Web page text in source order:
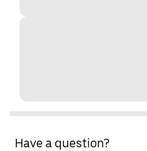
Have a question?